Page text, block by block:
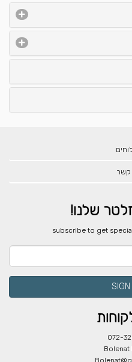
קשר
שלנו!
​subscribe to get
072-
Bolenat